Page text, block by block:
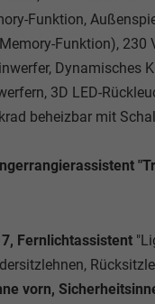
Funktion,
Funktion), 230
Dynamisches
3D LED-
beheizbar mit
Fernlichtassistent
vorn,